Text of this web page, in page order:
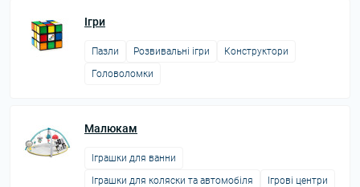
Ігри
Пазли Розвивальні ігри
Конструктори
Головоломки
Малюкам
Іграшки для ванни
Іграшки для коляски та автомобіля
Ігрові центри